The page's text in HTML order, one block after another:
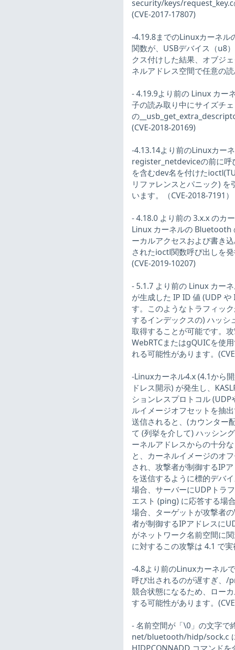
security/keys/request_key.c
(CVE-2017-17807)
-4.19.8までのLinuxカーネ
関数が、USBデバイス（u8
クス付けした結果、オブジ
ネルアドレス空間で任意の
- 4.19.9より前の Linux カー
子の読み取り中にサイズチ
の
(CVE-2018-20169)
-4.13.14より前のLinuxカー
register_netdeviceの前に呼
を含むdev名を付けた
リファレンスとパニック)
います。（CVE-2018-7191）
- 4.18.0 より前の 3.x.x のカ
Linux カーネルの Bluetooth
ーカルアクセスおよび書き
されたioctl関数呼び出しを
(CVE-2019-10207)
- 5.1.7 より前の Linux カー
が生成した IP ID 値 (UDP
す。このようなトラフィッ
するインデックスの) ハッシ
取得することが可能です。
WebRTCまたはgQUICを使
れる可能性があります。
-Linuxカーネル4.x (4.1から
ドレス開示) が発生し、
ションレスプロトコル
ルイメージオフセットを抽
送信されると、(カウンター
て (列挙を介して) ハッシン
ーネルアドレスからの十分
と、カーネルイメージのオ
され、攻撃者が制御するIP
を送信するように標的デバ
場合、サーバーにUDPトラ
エスト (ping) に応答する場
場合、ターゲットが攻撃者
者が制御するIPアドレスに
がネットワーク名前空間に
に対するこの攻撃は 4.1 で
-4.8より前のLinuxカーネル
呼び出されるのが遅すぎ、/
競合状態になるため、ロー
する可能性があります。
- 名前空間が「\0」の文字で
net/bluetooth/hidp/sock.c